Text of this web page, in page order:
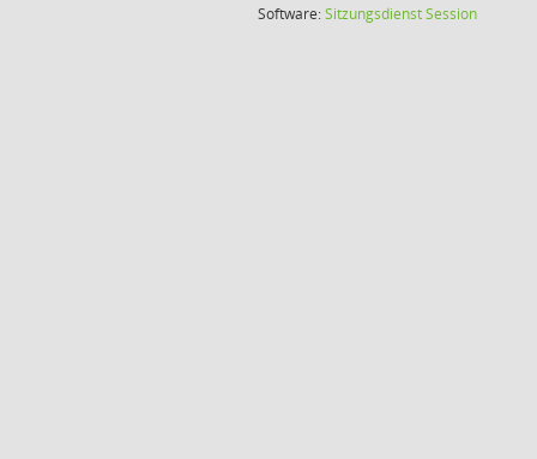
Software:SitzungsdienstSession(Wird in